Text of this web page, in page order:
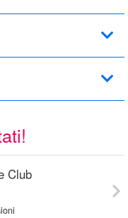
Club